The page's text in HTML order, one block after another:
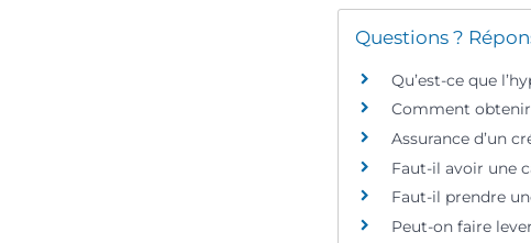
Questions ?
Qu’est-ce que
Comment
Assurance d’un
Faut-il avoir une
Faut-il prendre
Peut-on faire